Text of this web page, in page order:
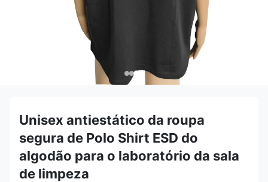
Unisex antiestático da roupa
segura de Polo Shirt ESD do
algodão para o laboratório da sala
de limpeza